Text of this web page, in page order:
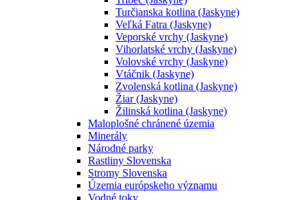
Turčianska kotlina (Jaskyne)
Veľká Fatra (Jaskyne)
Veporské vrchy (Jaskyne)
Vihorlatské vrchy (Jaskyne)
Volovské vrchy (Jaskyne)
Vtáčnik (Jaskyne)
Zvolenská kotlina (Jaskyne)
Žiar (Jaskyne)
Žilinská kotlina (Jaskyne)
Maloplošné chránené územia
Minerály
Národné parky
Rastliny Slovenska
Stromy Slovenska
Územia európskeho významu
Vodné toky